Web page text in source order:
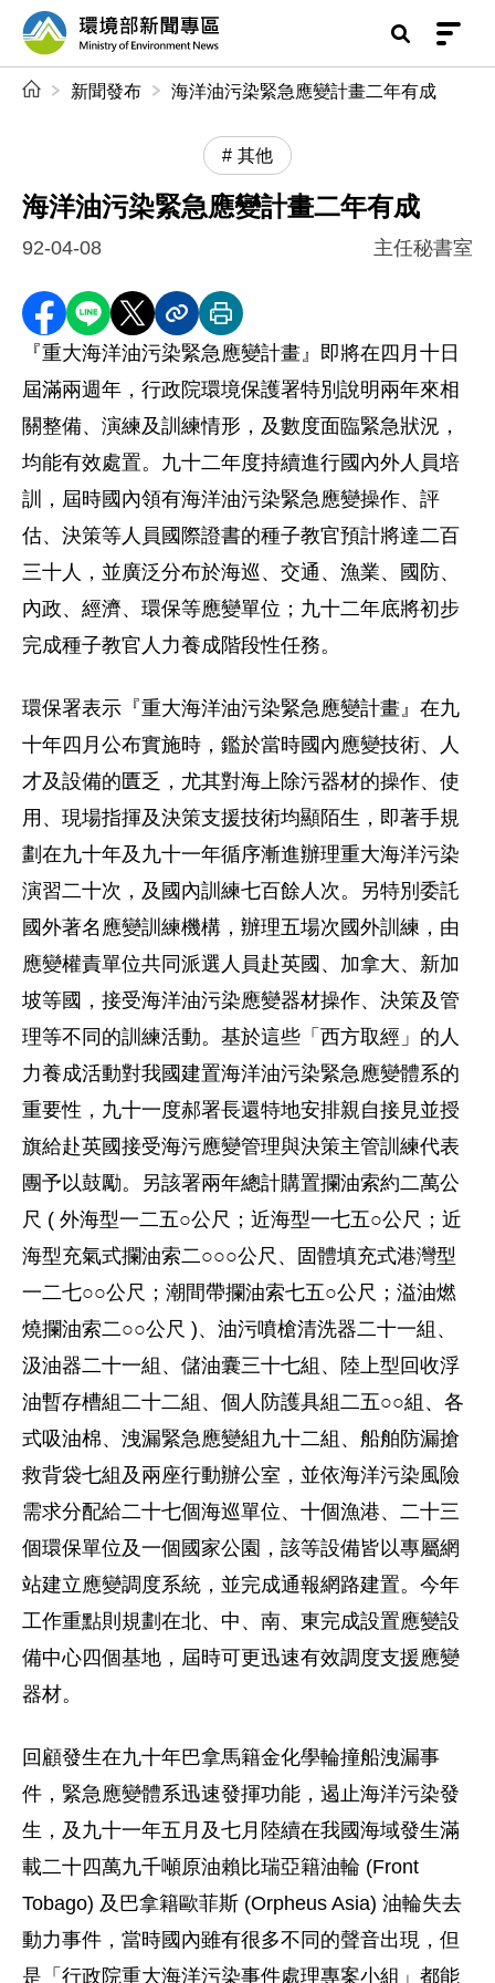
前往中央內容區塊
環境部新聞專區
新聞發布 海洋油污染緊急應變計畫二年有成
其他
海洋油污染緊急應變計畫二年有成
92-04-08 主任秘書室
分享至 Facebook
分享到 LINE
分享到 X分享內容連結
列印本頁
『重大海洋油污染緊急應變計畫』即將在四月十日
屆滿兩週年，行政院環境保護署特別說明兩年來相
關整備、演練及訓練情形，及數度面臨緊急狀況，
均能有效處置。九十二年度持續進行國內外人員培
訓，屆時國內領有海洋油污染緊急應變操作、評
估、決策等人員國際證書的種子教官預計將達二百
三十人，並廣泛分布於海巡、交通、漁業、國防、
內政、經濟、環保等應變單位；九十二年底將初步
完成種子教官人力養成階段性任務。
環保署表示『重大海洋油污染緊急應變計畫』在九
十年四月公布實施時，鑑於當時國內應變技術、人
才及設備的匱乏，尤其對海上除污器材的操作、使
用、現場指揮及決策支援技術均顯陌生，即著手規
劃在九十年及九十一年循序漸進辦理重大海洋污染
演習二十次，及國內訓練七百餘人次。另特別委託
國外著名應變訓練機構，辦理五場次國外訓練，由
應變權責單位共同派選人員赴英國、加拿大、新加
坡等國，接受海洋油污染應變器材操作、決策及管
理等不同的訓練活動。基於這些「西方取經」的人
力養成活動對我國建置海洋油污染緊急應變體系的
重要性，九十一度郝署長還特地安排親自接見並授
旗給赴英國接受海污應變管理與決策主管訓練代表
團予以鼓勵。另該署兩年總計購置攔油索約二萬公
尺 ( 外海型一二五○公尺；近海型一七五○公尺；近
海型充氣式攔油索二○○○公尺、固體填充式港灣型
一二七○○公尺；潮間帶攔油索七五○公尺；溢油燃
燒攔油索二○○公尺 )、油污噴槍清洗器二十一組、
汲油器二十一組、儲油囊三十七組、陸上型回收浮
油暫存槽組二十二組、個人防護具組二五○○組、各
式吸油棉、洩漏緊急應變組九十二組、船舶防漏搶
救背袋七組及兩座行動辦公室，並依海洋污染風險
需求分配給二十七個海巡單位、十個漁港、二十三
個環保單位及一個國家公園，該等設備皆以專屬網
站建立應變調度系統，並完成通報網路建置。今年
工作重點則規劃在北、中、南、東完成設置應變設
備中心四個基地，屆時可更迅速有效調度支援應變
器材。
回顧發生在九十年巴拿馬籍金化學輪撞船洩漏事
件，緊急應變體系迅速發揮功能，遏止海洋污染發
生，及九十一年五月及七月陸續在我國海域發生滿
載二十四萬九千噸原油賴比瑞亞籍油輪 (Front
Tobago) 及巴拿籍歐菲斯 (Orpheus Asia) 油輪失去
動力事件，當時國內雖有很多不同的聲音出現，但
是「行政院重大海洋污染事件處理專案小組」都能